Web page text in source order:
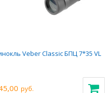
Veber Classic БПЦ 7*35 VL
руб.